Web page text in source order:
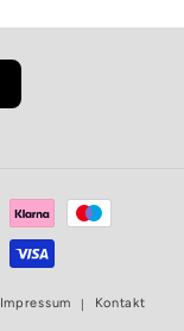
Impressum Kontakt